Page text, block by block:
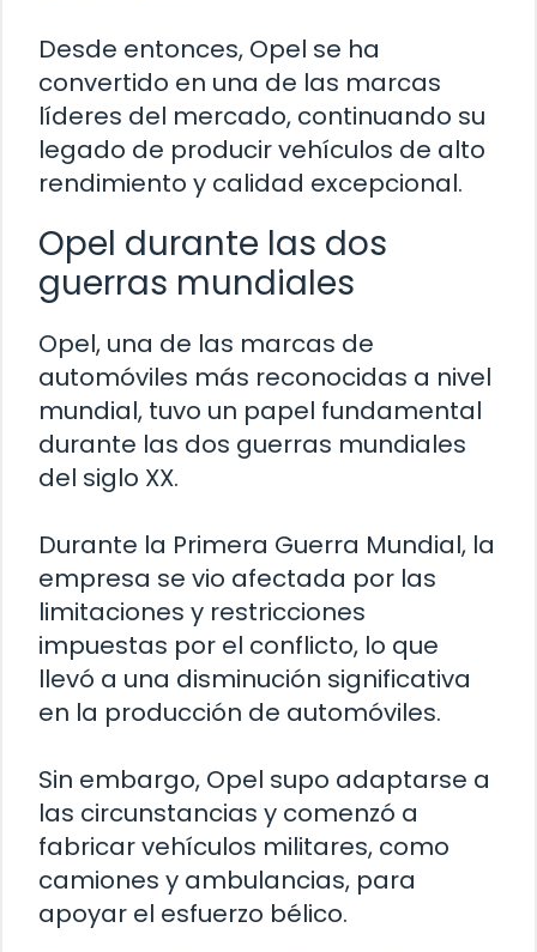
Desde entonces, Opel se ha
convertido en una de las marcas
líderes del mercado, continuando su
legado de producir vehículos de alto
rendimiento y calidad excepcional.
Opel durante las dos
guerras mundiales
Opel, una de las marcas de
automóviles más reconocidas a nivel
mundial, tuvo un papel fundamental
durante las dos guerras mundiales
del siglo XX.
Durante la Primera Guerra Mundial, la
empresa se vio afectada por las
limitaciones y restricciones
impuestas por el conflicto, lo que
llevó a una disminución significativa
en la producción de automóviles.
Sin embargo, Opel supo adaptarse a
las circunstancias y comenzó a
fabricar vehículos militares, como
camiones y ambulancias, para
apoyar el esfuerzo bélico.